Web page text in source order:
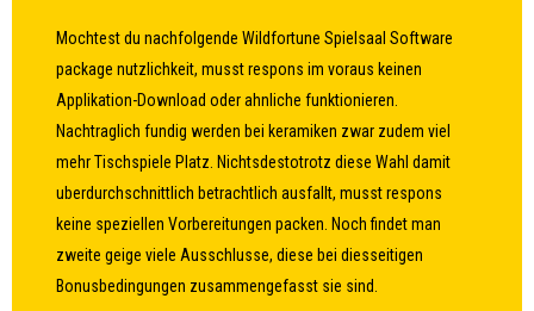
Mochtest du nachfolgende Wildfortune Spielsaal Software
package nutzlichkeit, musst respons im voraus keinen
Applikation-Download oder ahnliche funktionieren.
Nachtraglich fundig werden bei keramiken zwar zudem viel
mehr Tischspiele Platz. Nichtsdestotrotz diese Wahl damit
uberdurchschnittlich betrachtlich ausfallt, musst respons
keine speziellen Vorbereitungen packen. Noch findet man
zweite geige viele Ausschlusse, diese bei diesseitigen
Bonusbedingungen zusammengefasst sie sind.